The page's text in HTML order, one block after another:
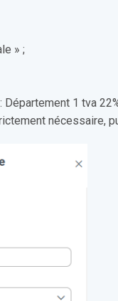
» ;
Département 1 tva
nécessaire,